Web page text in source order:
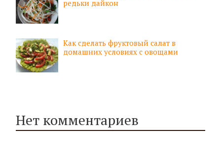
редьки дайкон
Как сделать фруктовый салат в
домашних условиях с овощами
Нет комментариев